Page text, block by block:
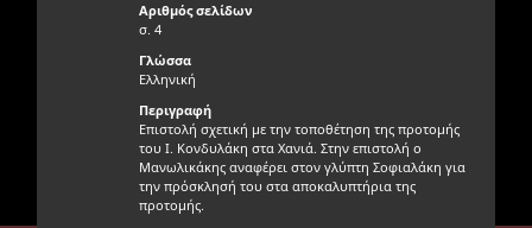
Αριθμός σελίδων
σ. 4
Γλώσσα
Ελληνική
Περιγραφή
Επιστολή σχετική με την τοποθέτηση της προτομής
του Ι. Κονδυλάκη στα Χανιά. Στην επιστολή ο
Μανωλικάκης αναφέρει στον γλύπτη Σοφιαλάκη για
την πρόσκλησή του στα αποκαλυπτήρια της
προτομής.